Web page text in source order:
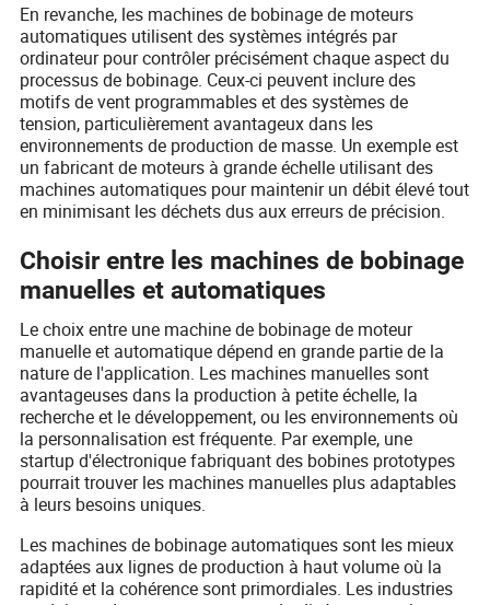
En revanche, les machines de bobinage de moteurs
automatiques utilisent des systèmes intégrés par
ordinateur pour contrôler précisément chaque aspect du
processus de bobinage. Ceux-ci peuvent inclure des
motifs de vent programmables et des systèmes de
tension, particulièrement avantageux dans les
environnements de production de masse. Un exemple est
un fabricant de moteurs à grande échelle utilisant des
machines automatiques pour maintenir un débit élevé tout
en minimisant les déchets dus aux erreurs de précision.
Choisir entre les machines de bobinage
manuelles et automatiques
Le choix entre une machine de bobinage de moteur
manuelle et automatique dépend en grande partie de la
nature de l'application. Les machines manuelles sont
avantageuses dans la production à petite échelle, la
recherche et le développement, ou les environnements où
la personnalisation est fréquente. Par exemple, une
startup d'électronique fabriquant des bobines prototypes
pourrait trouver les machines manuelles plus adaptables
à leurs besoins uniques.
Les machines de bobinage automatiques sont les mieux
adaptées aux lignes de production à haut volume où la
rapidité et la cohérence sont primordiales. Les industries